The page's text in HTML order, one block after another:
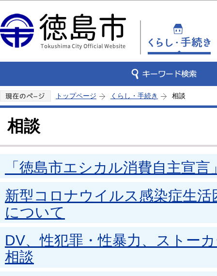
トップページ くらし・手続き 相談
相談
「徳島市エシカル消費自主宣
新型コロナウイルス感染症生活
について
DV、性犯罪・性暴力、ストー
相談